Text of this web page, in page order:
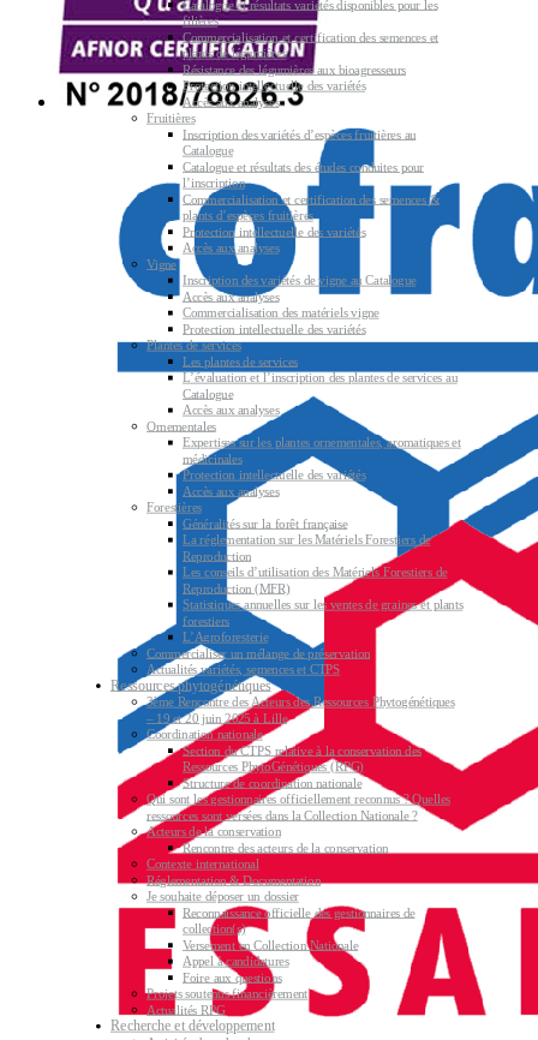
Catalogue et résultats variétés disponibles pour les
filières
Commercialisation et certification des semences et
plants de légumières
Résistance des légumières aux bioagresseurs
Protection intellectuelle des variétés
Accès aux analyses
Fruitières
Inscription des variétés d’espèces fruitières au
Catalogue
Catalogue et résultats des études conduites pour
l’inscription
Commercialisation et certification des semences &
plants d’espèces fruitières
Protection intellectuelle des variétés
Accès aux analyses
Vigne
Inscription des variétés de vigne au Catalogue
Accès aux analyses
Commercialisation des matériels vigne
Protection intellectuelle des variétés
Plantes de services
Les plantes de services
L’évaluation et l’inscription des plantes de services au
Catalogue
Accès aux analyses
Ornementales
Expertises sur les plantes ornementales, aromatiques et
médicinales
Protection intellectuelle des variétés
Accès aux analyses
Forestières
Généralités sur la forêt française
La réglementation sur les Matériels Forestiers de
Reproduction
Les conseils d’utilisation des Matériels Forestiers de
Reproduction (MFR)
Statistiques annuelles sur les ventes de graines et plants
forestiers
L’Agroforesterie
Commercialiser un mélange de préservation
Actualités variétés, semences et CTPS
Ressources phytogénétiques
3ème Rencontre des Acteurs des Ressources Phytogénétiques
– 19 et 20 juin 2025 à Lille
Coordination nationale
Section du CTPS relative à la conservation des
Ressources PhytoGénétiques (RPG)
Structure de coordination nationale
Qui sont les gestionnaires officiellement reconnus ? Quelles
ressources sont versées dans la Collection Nationale ?
Acteurs de la conservation
Rencontre des acteurs de la conservation
Contexte international
Réglementation & Documentation
Je souhaite déposer un dossier
Reconnaissance officielle des gestionnaires de
collection(s)
Versement en Collection Nationale
Appel à candidatures
Foire aux questions
Projets soutenus financièrement
Actualités RPG
Recherche et développement